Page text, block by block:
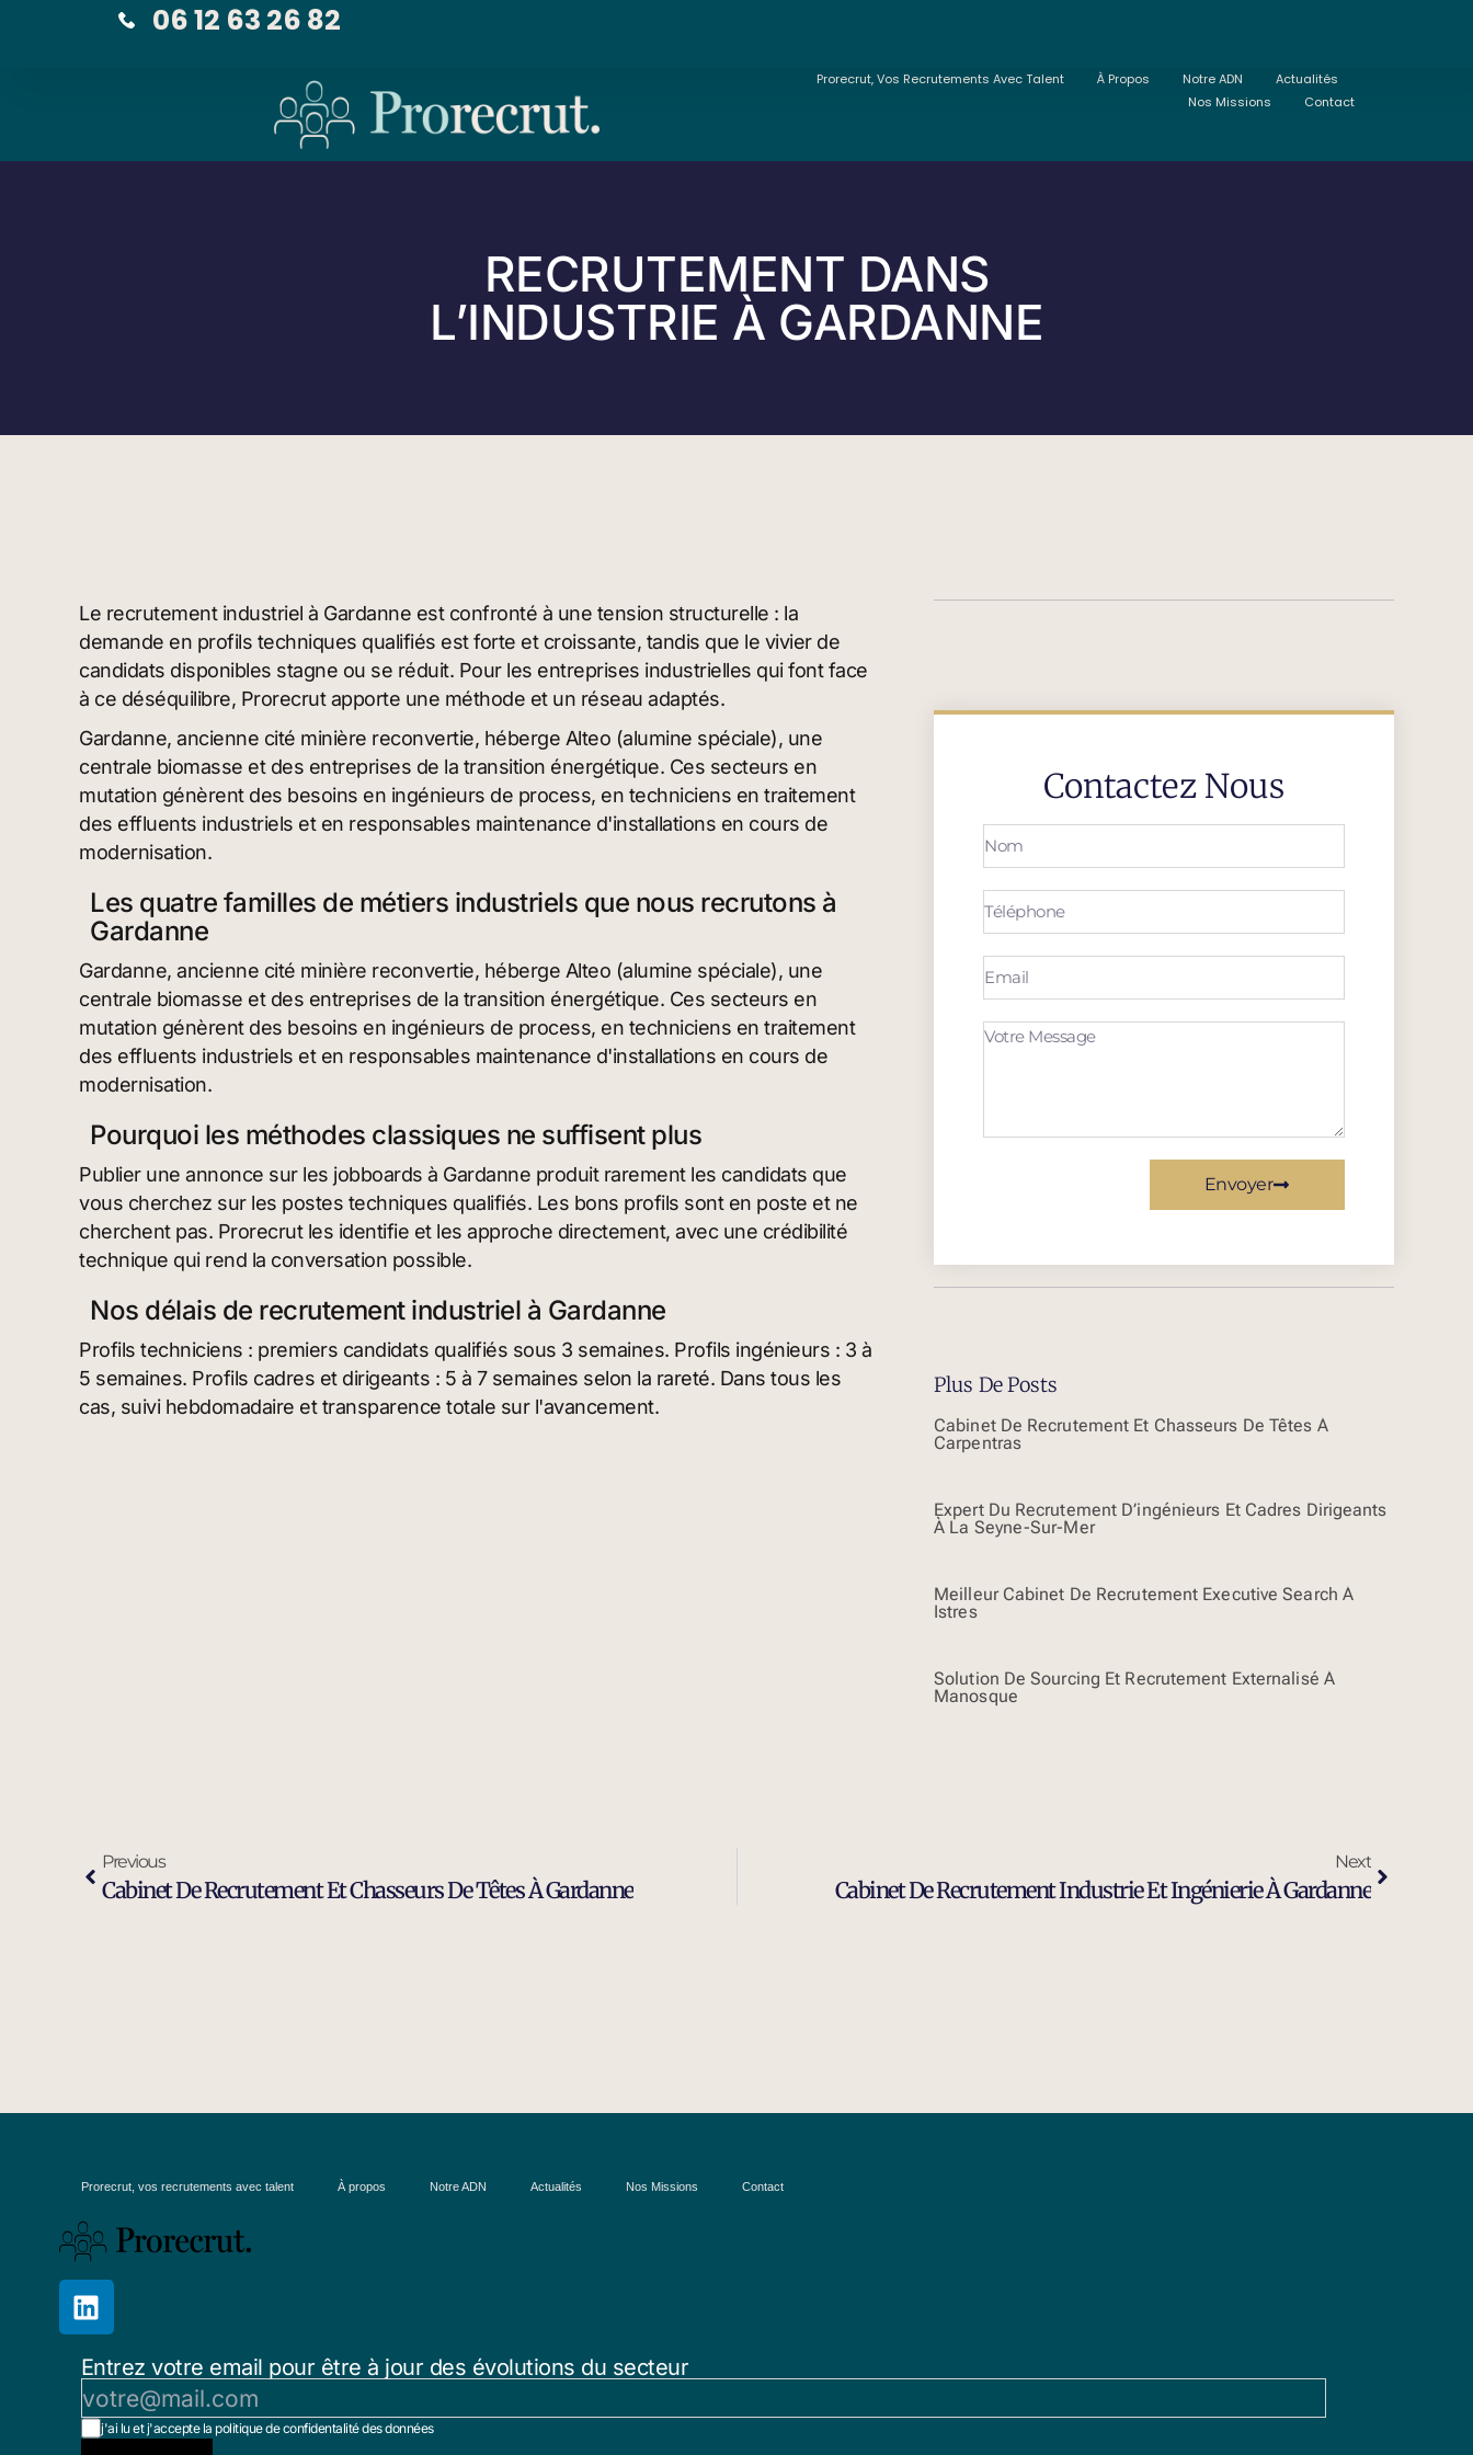
06 12 63 26 82
Prorecrut, Vos Recrutements Avec Talent À Propos Notre ADN
Actualités
Nos Missions
Contact
RECRUTEMENT DANS
L’INDUSTRIE À GARDANNE
Le recrutement industriel à Gardanne est confronté à une tension structurelle : la
demande en profils techniques qualifiés est forte et croissante, tandis que le vivier de
candidats disponibles stagne ou se réduit. Pour les entreprises industrielles qui font face
à ce déséquilibre, Prorecrut apporte une méthode et un réseau adaptés.
Gardanne, ancienne cité minière reconvertie, héberge Alteo (alumine spéciale), une
centrale biomasse et des entreprises de la transition énergétique. Ces secteurs en
mutation génèrent des besoins en ingénieurs de process, en techniciens en traitement
des effluents industriels et en responsables maintenance d'installations en cours de
modernisation.
Les quatre familles de métiers industriels que nous recrutons à
Gardanne
Gardanne, ancienne cité minière reconvertie, héberge Alteo (alumine spéciale), une
centrale biomasse et des entreprises de la transition énergétique. Ces secteurs en
mutation génèrent des besoins en ingénieurs de process, en techniciens en traitement
des effluents industriels et en responsables maintenance d'installations en cours de
modernisation.
Pourquoi les méthodes classiques ne suffisent plus
Publier une annonce sur les jobboards à Gardanne produit rarement les candidats que
vous cherchez sur les postes techniques qualifiés. Les bons profils sont en poste et ne
cherchent pas. Prorecrut les identifie et les approche directement, avec une crédibilité
technique qui rend la conversation possible.
Nos délais de recrutement industriel à Gardanne
Profils techniciens : premiers candidats qualifiés sous 3 semaines. Profils ingénieurs : 3 à
5 semaines. Profils cadres et dirigeants : 5 à 7 semaines selon la rareté. Dans tous les
cas, suivi hebdomadaire et transparence totale sur l'avancement.
Contactez Nous
Envoyer
Plus De Posts
Cabinet De Recrutement Et Chasseurs De Têtes À
Carpentras
Expert Du Recrutement D’ingénieurs Et Cadres Dirigeants
À La Seyne-Sur-Mer
Meilleur Cabinet De Recrutement Executive Search À
Istres
Solution De Sourcing Et Recrutement Externalisé À
Manosque
Previous
Cabinet De Recrutement Et Chasseurs De Têtes À Gardanne
Next
Cabinet De Recrutement Industrie Et Ingénierie À Gardanne
Prorecrut, vos recrutements avec talent À propos Notre ADN Actualités Nos Missions Contact
Entrez votre email pour être à jour des évolutions du secteur
j'ai lu et j'accepte la politique de confidentalité des données